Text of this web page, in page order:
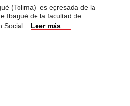
(Tolima), es egresada de la
Ibagué de la facultad de
Social
Leer más